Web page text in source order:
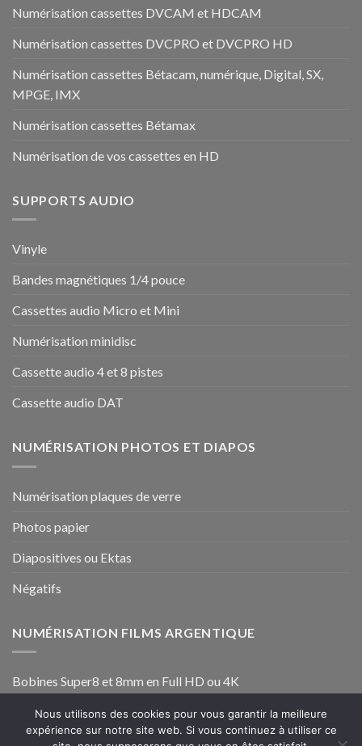
Numérisation cassettes DVCAM et HDCAM
Numérisation cassettes DVCPRO et DVCPRO HD
Numérisation cassettes Bétacam, numérique, Digital, SX,
MPGE, IMX
Numérisation cassettes Bétamax
Numérisation de vos cassettes en HD
SUPPORTS AUDIO
Vinyle
Bandes magnétiques 1/4 pouce
Cassettes audio Micro et Mini
Numérisation minidisc
Cassette audio 4 et 8 pistes
Cassette audio DAT
NUMÉRISATION PHOTOS ET DIAPOS
Numérisation plaques de verre
Photos papier
Diapositives ou Ektas
Négatifs
NUMÉRISATION FILMS ARGENTIQUE
Bobines Super8 et 8mm en Full HD ou 4K
Bobines 9,5mm et 16mm en Full HD ou 4K
Numérisation de bobine film 35mm
Nous utilisons des cookies pour vous garantir la meilleure
expérience sur notre site web. Si vous continuez à utiliser ce